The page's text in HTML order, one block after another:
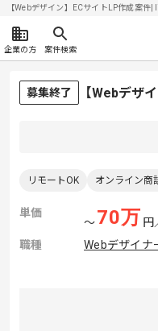
【Webデザイン】ECサイトLP作成案
企業の方 案件検索
募集終了 【Webデザ
リモートOK オンライン商
単価
〜70万 円
職種
Webデザイナ